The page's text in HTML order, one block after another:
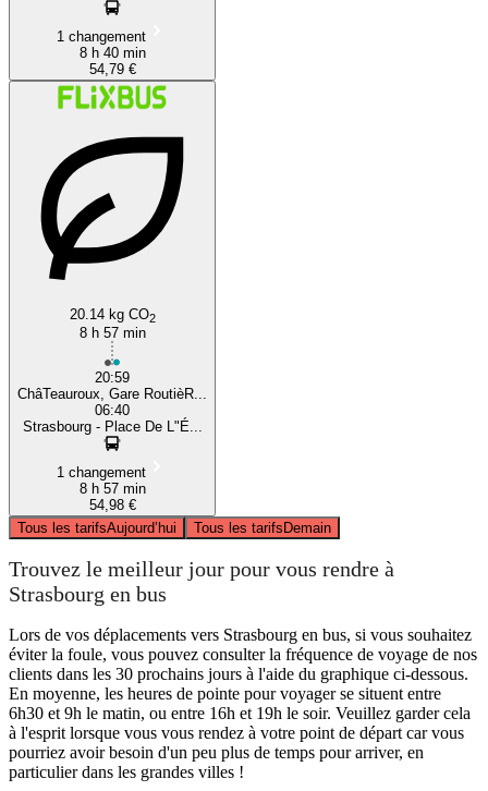
1 changement
8 h 40 min
54,79 €
20.14 kg CO2
8 h 57 min
20:59
ChâTeauroux, Gare RoutièR...
06:40
Strasbourg - Place De L"É...
1 changement
8 h 57 min
54,98 €
Tous les tarifsAujourd’hui Tous les tarifsDemain
Trouvez le meilleur jour pour vous rendre à
Strasbourg en bus
Lors de vos déplacements vers Strasbourg en bus, si vous souhaitez
éviter la foule, vous pouvez consulter la fréquence de voyage de nos
clients dans les 30 prochains jours à l'aide du graphique ci-dessous.
En moyenne, les heures de pointe pour voyager se situent entre
6h30 et 9h le matin, ou entre 16h et 19h le soir. Veuillez garder cela
à l'esprit lorsque vous vous rendez à votre point de départ car vous
pourriez avoir besoin d'un peu plus de temps pour arriver, en
particulier dans les grandes villes !